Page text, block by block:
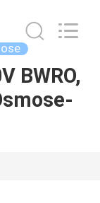
BWRO,